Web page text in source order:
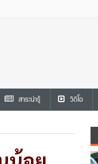
สาระน่ารู้ วีดีโอ